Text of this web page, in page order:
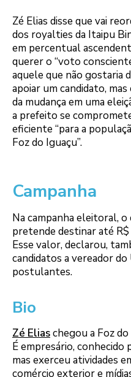
Zé Elias disse que vai
dos royalties da Itaipu
em percentual
querer o “voto
aquele que não gostaria
apoiar um candidato,
da mudança em uma
a prefeito se
eficiente “para a
Foz do Iguaçu”.
Campanha
Na campanha eleitoral,
pretende destinar até
Esse valor, declarou,
candidatos a vereador
postulantes.
Bio
Zé Eliaschegou a Foz
É empresário, conhecido
mas exerceu atividades
comércio exterior e